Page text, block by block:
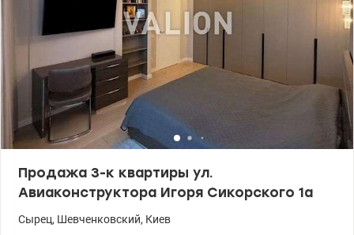
Продажа 3-к квартиры ул.
Авиаконструктора Игоря Сикорского 1а
Сырец, Шевченковский, Киев